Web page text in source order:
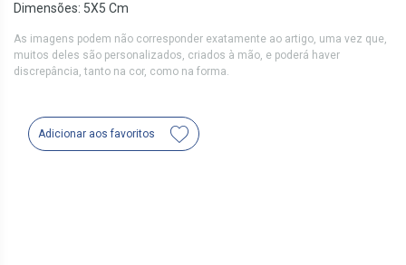
Dimensões: 5X5 Cm
As imagens podem não corresponder exatamente ao artigo, uma vez que,
muitos deles são personalizados, criados à mão, e poderá haver
discrepância, tanto na cor, como na forma.
Adicionar aos favoritos